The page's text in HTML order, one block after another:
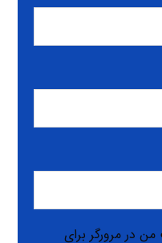
در مرورگر برای